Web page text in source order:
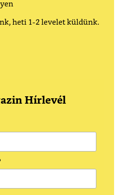
heti 1-2 levelet küldünk.
Hírlevél